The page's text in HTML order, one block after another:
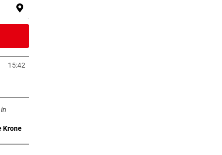
der
15:42
Krone